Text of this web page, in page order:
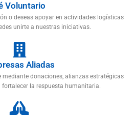
Voluntario
o deseas apoyar en actividades logísticas
unirte a nuestras iniciativas.
Aliadas
mediante donaciones, alianzas estratégicas
la respuesta humanitaria.